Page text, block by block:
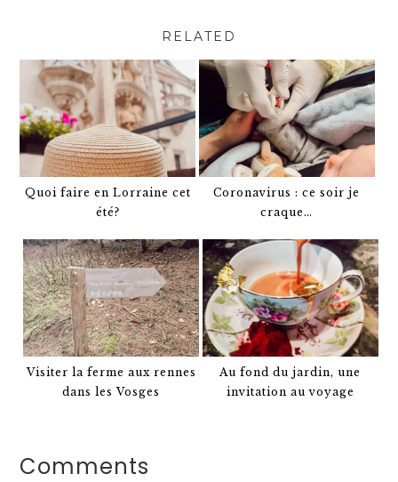
RELATED
Quoi faire en Lorraine cet
été?
Coronavirus : ce soir je
craque…
Visiter la ferme aux rennes
dans les Vosges
Au fond du jardin, une
invitation au voyage
Comments